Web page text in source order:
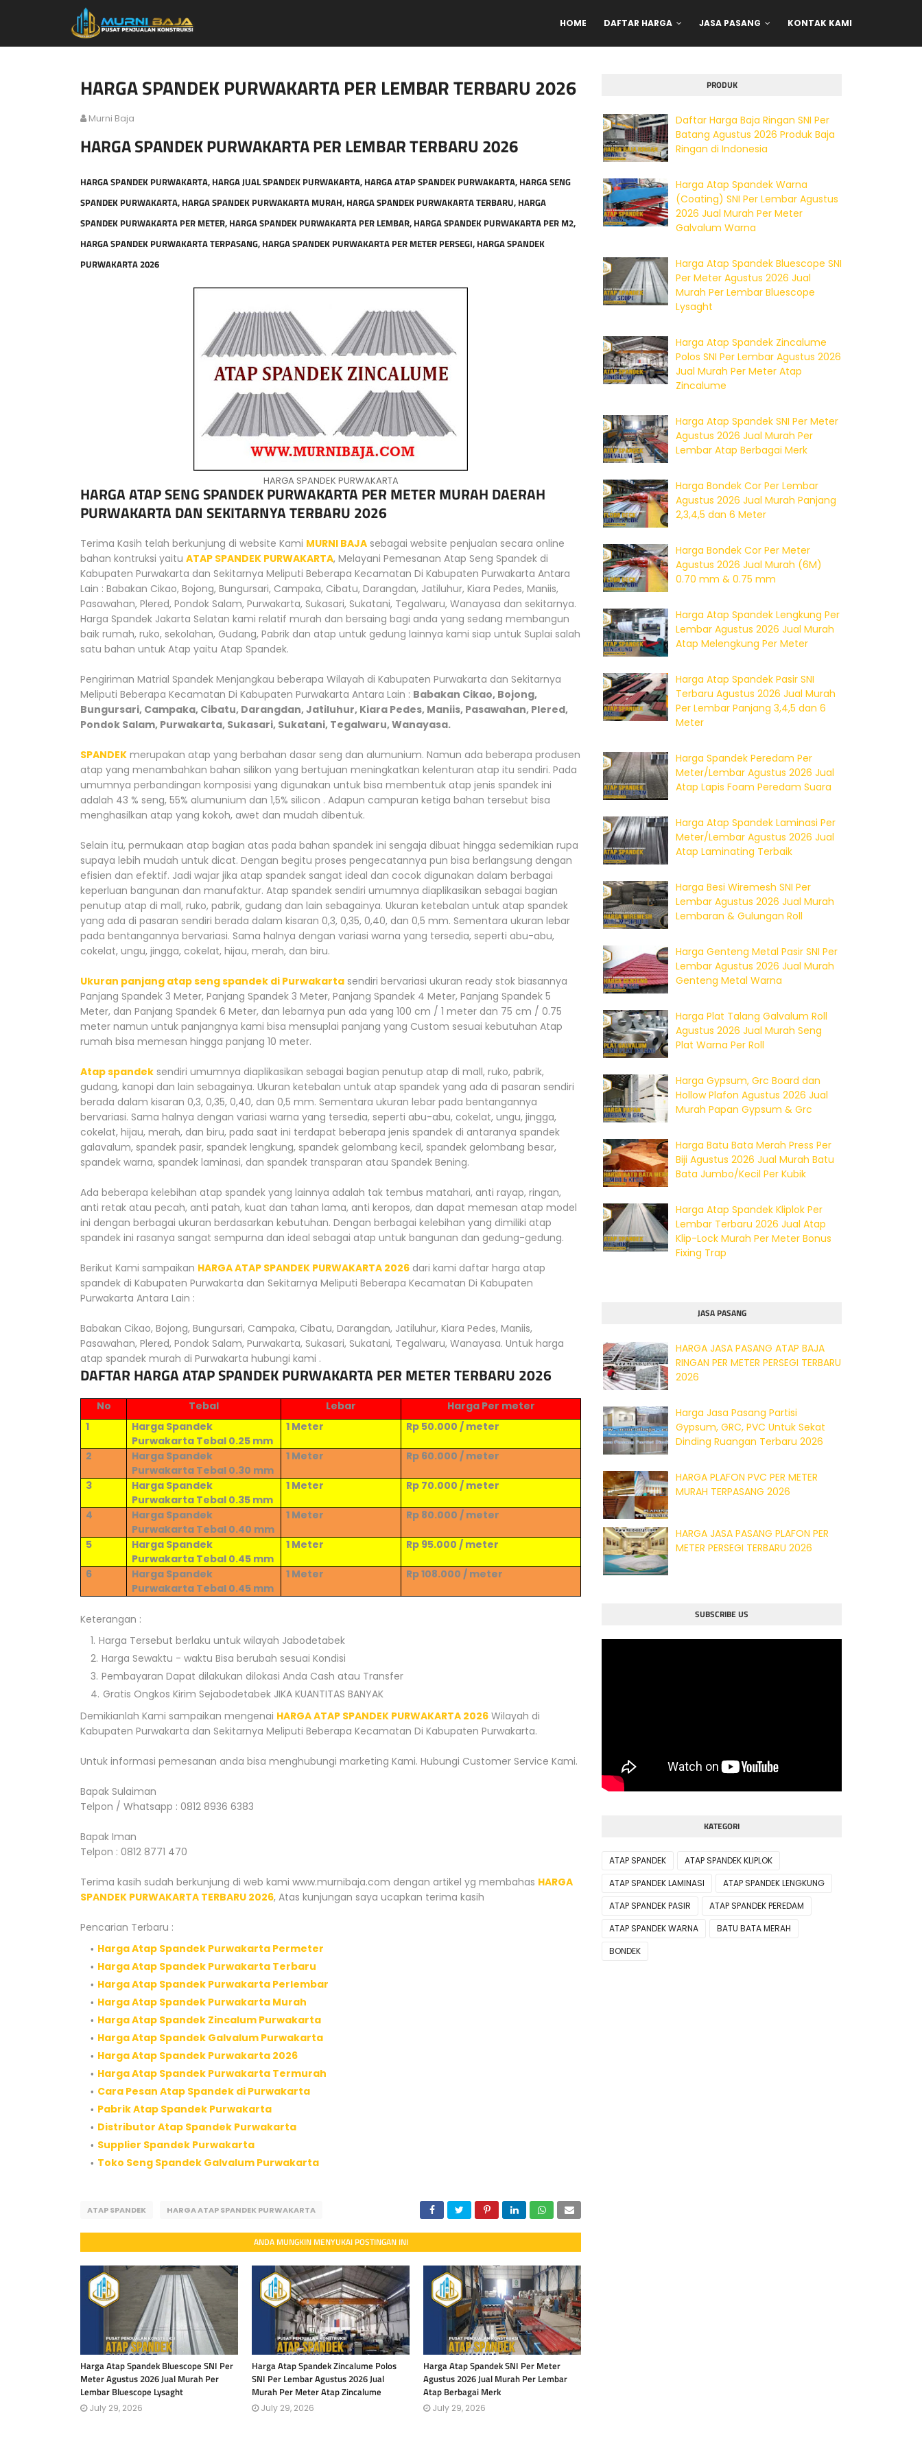
HOME DAFTAR HARGA JASA PASANG KONTAK KAMI
HARGA SPANDEK PURWAKARTA PER LEMBAR TERBARU 2026
Murni Baja
HARGA SPANDEK PURWAKARTA PER LEMBAR TERBARU 2026
HARGA SPANDEK PURWAKARTA, HARGA JUAL SPANDEK PURWAKARTA, HARGA ATAP SPANDEK PURWAKARTA, HARGA SENG
SPANDEK PURWAKARTA, HARGA SPANDEK PURWAKARTA MURAH, HARGA SPANDEK PURWAKARTA TERBARU, HARGA
SPANDEK PURWAKARTA PER METER, HARGA SPANDEK PURWAKARTA PER LEMBAR, HARGA SPANDEK PURWAKARTA PER M2,
HARGA SPANDEK PURWAKARTA TERPASANG, HARGA SPANDEK PURWAKARTA PER METER PERSEGI, HARGA SPANDEK
PURWAKARTA 2026
HARGA SPANDEK PURWAKARTA
HARGA ATAP SENG SPANDEK PURWAKARTA PER METER MURAH DAERAH
PURWAKARTA DAN SEKITARNYA TERBARU 2026
Terima Kasih telah berkunjung di website Kami MURNI BAJA sebagai website penjualan secara online
bahan kontruksi yaitu ATAP SPANDEK PURWAKARTA, Melayani Pemesanan Atap Seng Spandek di
Kabupaten Purwakarta dan Sekitarnya Meliputi Beberapa Kecamatan Di Kabupaten Purwakarta Antara
Lain : Babakan Cikao, Bojong, Bungursari, Campaka, Cibatu, Darangdan, Jatiluhur, Kiara Pedes, Maniis,
Pasawahan, Plered, Pondok Salam, Purwakarta, Sukasari, Sukatani, Tegalwaru, Wanayasa dan sekitarnya.
Harga Spandek Jakarta Selatan kami relatif murah dan bersaing bagi anda yang sedang membangun
baik rumah, ruko, sekolahan, Gudang, Pabrik dan atap untuk gedung lainnya kami siap untuk Suplai salah
satu bahan untuk Atap yaitu Atap Spandek.
Pengiriman Matrial Spandek Menjangkau beberapa Wilayah di Kabupaten Purwakarta dan Sekitarnya
Meliputi Beberapa Kecamatan Di Kabupaten Purwakarta Antara Lain : Babakan Cikao, Bojong,
Bungursari, Campaka, Cibatu, Darangdan, Jatiluhur, Kiara Pedes, Maniis, Pasawahan, Plered,
Pondok Salam, Purwakarta, Sukasari, Sukatani, Tegalwaru, Wanayasa.
SPANDEK merupakan atap yang berbahan dasar seng dan alumunium. Namun ada beberapa produsen
atap yang menambahkan bahan silikon yang bertujuan meningkatkan kelenturan atap itu sendiri. Pada
umumnya perbandingan komposisi yang digunakan untuk bisa membentuk atap jenis spandek ini
adalah 43 % seng, 55% alumunium dan 1,5% silicon . Adapun campuran ketiga bahan tersebut bisa
menghasilkan atap yang kokoh, awet dan mudah dibentuk.
Selain itu, permukaan atap bagian atas pada bahan spandek ini sengaja dibuat hingga sedemikian rupa
supaya lebih mudah untuk dicat. Dengan begitu proses pengecatannya pun bisa berlangsung dengan
efisien dan efektif. Jadi wajar jika atap spandek sangat ideal dan cocok digunakan dalam berbagai
keperluan bangunan dan manufaktur. Atap spandek sendiri umumnya diaplikasikan sebagai bagian
penutup atap di mall, ruko, pabrik, gudang dan lain sebagainya. Ukuran ketebalan untuk atap spandek
yang ada di pasaran sendiri berada dalam kisaran 0,3, 0,35, 0,40, dan 0,5 mm. Sementara ukuran lebar
pada bentangannya bervariasi. Sama halnya dengan variasi warna yang tersedia, seperti abu-abu,
cokelat, ungu, jingga, cokelat, hijau, merah, dan biru.
Ukuran panjang atap seng spandek di Purwakarta sendiri bervariasi ukuran ready stok biasannya
Panjang Spandek 3 Meter, Panjang Spandek 3 Meter, Panjang Spandek 4 Meter, Panjang Spandek 5
Meter, dan Panjang Spandek 6 Meter, dan lebarnya pun ada yang 100 cm / 1 meter dan 75 cm / 0.75
meter namun untuk panjangnya kami bisa mensuplai panjang yang Custom sesuai kebutuhan Atap
rumah bisa memesan hingga panjang 10 meter.
Atap spandek sendiri umumnya diaplikasikan sebagai bagian penutup atap di mall, ruko, pabrik,
gudang, kanopi dan lain sebagainya. Ukuran ketebalan untuk atap spandek yang ada di pasaran sendiri
berada dalam kisaran 0,3, 0,35, 0,40, dan 0,5 mm. Sementara ukuran lebar pada bentangannya
bervariasi. Sama halnya dengan variasi warna yang tersedia, seperti abu-abu, cokelat, ungu, jingga,
cokelat, hijau, merah, dan biru, pada saat ini terdapat beberapa jenis spandek di antaranya spandek
galavalum, spandek pasir, spandek lengkung, spandek gelombang kecil, spandek gelombang besar,
spandek warna, spandek laminasi, dan spandek transparan atau Spandek Bening.
Ada beberapa kelebihan atap spandek yang lainnya adalah tak tembus matahari, anti rayap, ringan,
anti retak atau pecah, anti patah, kuat dan tahan lama, anti keropos, dan dapat memesan atap model
ini dengan berbagai ukuran berdasarkan kebutuhan. Dengan berbagai kelebihan yang dimiliki atap
spandek ini rasanya sangat sempurna dan ideal sebagai atap untuk bangunan dan gedung-gedung.
Berikut Kami sampaikan HARGA ATAP SPANDEK PURWAKARTA 2026 dari kami daftar harga atap
spandek di Kabupaten Purwakarta dan Sekitarnya Meliputi Beberapa Kecamatan Di Kabupaten
Purwakarta Antara Lain :
Babakan Cikao, Bojong, Bungursari, Campaka, Cibatu, Darangdan, Jatiluhur, Kiara Pedes, Maniis,
Pasawahan, Plered, Pondok Salam, Purwakarta, Sukasari, Sukatani, Tegalwaru, Wanayasa. Untuk harga
atap spandek murah di Purwakarta hubungi kami .
DAFTAR HARGA ATAP SPANDEK PURWAKARTA PER METER TERBARU 2026
No Tebal Lebar
Harga Per meter
1
Harga Spandek
Purwakarta Tebal 0.25 mm
1 Meter Rp 50.000 / meter
2
Harga Spandek
Purwakarta Tebal 0.30 mm
1 Meter Rp 60.000 / meter
3
Harga Spandek
Purwakarta Tebal 0.35 mm
1 Meter Rp 70.000 / meter
4
Harga Spandek
Purwakarta Tebal 0.40 mm
1 Meter Rp 80.000 / meter
5
Harga Spandek
Purwakarta Tebal 0.45 mm
1 Meter Rp 95.000 / meter
6
Harga Spandek
Purwakarta Tebal 0.45 mm
1 Meter Rp108.000 / meter
Keterangan :
Harga Tersebut berlaku untuk wilayah Jabodetabek
Harga Sewaktu - waktu Bisa berubah sesuai Kondisi
Pembayaran Dapat dilakukan dilokasi Anda Cash atau Transfer
Gratis Ongkos Kirim Sejabodetabek JIKA KUANTITAS BANYAK
Demikianlah Kami sampaikan mengenai HARGA ATAP SPANDEK PURWAKARTA 2026 Wilayah di
Kabupaten Purwakarta dan Sekitarnya Meliputi Beberapa Kecamatan Di Kabupaten Purwakarta.
Untuk informasi pemesanan anda bisa menghubungi marketing Kami. Hubungi Customer Service Kami.
Bapak Sulaiman
Telpon / Whatsapp : 0812 8936 6383
Bapak Iman
Telpon : 0812 8771 470
Terima kasih sudah berkunjung di web kami www.murnibaja.com dengan artikel yg membahas HARGA
SPANDEK PURWAKARTA TERBARU 2026, Atas kunjungan saya ucapkan terima kasih
Pencarian Terbaru :
Harga Atap Spandek Purwakarta Permeter
Harga Atap Spandek Purwakarta Terbaru
Harga Atap Spandek Purwakarta Perlembar
Harga Atap Spandek Purwakarta Murah
Harga Atap Spandek Zincalum Purwakarta
Harga Atap Spandek Galvalum Purwakarta
Harga Atap Spandek Purwakarta 2026
Harga Atap Spandek Purwakarta Termurah
Cara Pesan Atap Spandek di Purwakarta
Pabrik Atap Spandek Purwakarta
Distributor Atap Spandek Purwakarta
Supplier Spandek Purwakarta
Toko Seng Spandek Galvalum Purwakarta
ATAP SPANDEK HARGA ATAP SPANDEK PURWAKARTA
ANDA MUNGKIN MENYUKAI POSTINGAN INI
Harga Atap Spandek Bluescope SNI Per
Meter Agustus 2026 Jual Murah Per
Lembar Bluescope Lysaght
July 29, 2026
Harga Atap Spandek Zincalume Polos
SNI Per Lembar Agustus 2026 Jual
Murah Per Meter Atap Zincalume
July 29, 2026
Harga Atap Spandek SNI Per Meter
Agustus 2026 Jual Murah Per Lembar
Atap Berbagai Merk
July 29, 2026
PRODUK
Daftar Harga Baja Ringan SNI Per
Batang Agustus 2026 Produk Baja
Ringan di Indonesia
Harga Atap Spandek Warna
(Coating) SNI Per Lembar Agustus
2026 Jual Murah Per Meter
Galvalum Warna
Harga Atap Spandek Bluescope SNI
Per Meter Agustus 2026 Jual
Murah Per Lembar Bluescope
Lysaght
Harga Atap Spandek Zincalume
Polos SNI Per Lembar Agustus 2026
Jual Murah Per Meter Atap
Zincalume
Harga Atap Spandek SNI Per Meter
Agustus 2026 Jual Murah Per
Lembar Atap Berbagai Merk
Harga Bondek Cor Per Lembar
Agustus 2026 Jual Murah Panjang
2,3,4,5 dan 6 Meter
Harga Bondek Cor Per Meter
Agustus 2026 Jual Murah (6M)
0.70 mm & 0.75 mm
Harga Atap Spandek Lengkung Per
Lembar Agustus 2026 Jual Murah
Atap Melengkung Per Meter
Harga Atap Spandek Pasir SNI
Terbaru Agustus 2026 Jual Murah
Per Lembar Panjang 3,4,5 dan 6
Meter
Harga Spandek Peredam Per
Meter/Lembar Agustus 2026 Jual
Atap Lapis Foam Peredam Suara
Harga Atap Spandek Laminasi Per
Meter/Lembar Agustus 2026 Jual
Atap Laminating Terbaik
Harga Besi Wiremesh SNI Per
Lembar Agustus 2026 Jual Murah
Lembaran & Gulungan Roll
Harga Genteng Metal Pasir SNI Per
Lembar Agustus 2026 Jual Murah
Genteng Metal Warna
Harga Plat Talang Galvalum Roll
Agustus 2026 Jual Murah Seng
Plat Warna Per Roll
Harga Gypsum, Grc Board dan
Hollow Plafon Agustus 2026 Jual
Murah Papan Gypsum & Grc
Harga Batu Bata Merah Press Per
Biji Agustus 2026 Jual Murah Batu
Bata Jumbo/Kecil Per Kubik
Harga Atap Spandek Kliplok Per
Lembar Terbaru 2026 Jual Atap
Klip-Lock Murah Per Meter Bonus
Fixing Trap
JASA PASANG
HARGA JASA PASANG ATAP BAJA
RINGAN PER METER PERSEGI TERBARU
2026
Harga Jasa Pasang Partisi
Gypsum, GRC, PVC Untuk Sekat
Dinding Ruangan Terbaru 2026
HARGA PLAFON PVC PER METER
MURAH TERPASANG 2026
HARGA JASA PASANG PLAFON PER
METER PERSEGI TERBARU 2026
SUBSCRIBE US
KATEGORI
ATAP SPANDEK
ATAP SPANDEK KLIPLOK
ATAP SPANDEK LAMINASI
ATAP SPANDEK LENGKUNG
ATAP SPANDEK PASIR
ATAP SPANDEK PEREDAM
ATAP SPANDEK WARNA
BATU BATA MERAH
BONDEK